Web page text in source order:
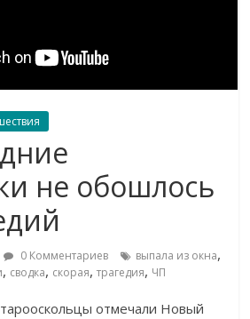
не обошлось
0 Комментариев выпала из окна,
, сводка, скорая,трагедия, ЧП
отмечали Новый